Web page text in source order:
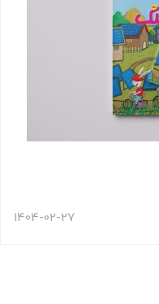
1404-02-27